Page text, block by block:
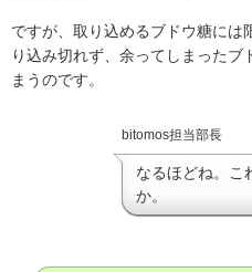
ですが、取り込めるブドウ糖には
り込み切れず、余ってしまったブ
まうのです。
bitomos担当部長
なるほどね。こ
か。